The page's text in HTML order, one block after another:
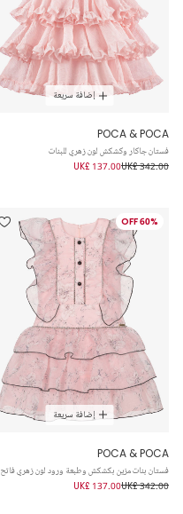
إضافة سريعة
POCA & POCA
فستان جاكار وكشكش لون زهري للبنات
UK£ 342.00
UK£ 137.00
60% OFF
إضافة سريعة
POCA & POCA
فستان بنات مزين بكشكش وطبعة ورود لون زهري فاتح
UK£ 342.00
UK£ 137.00